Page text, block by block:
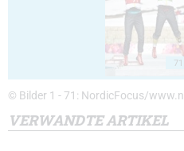
71
© Bilder 1 - 71: NordicFocus/
VERWANDTE ARTIKEL